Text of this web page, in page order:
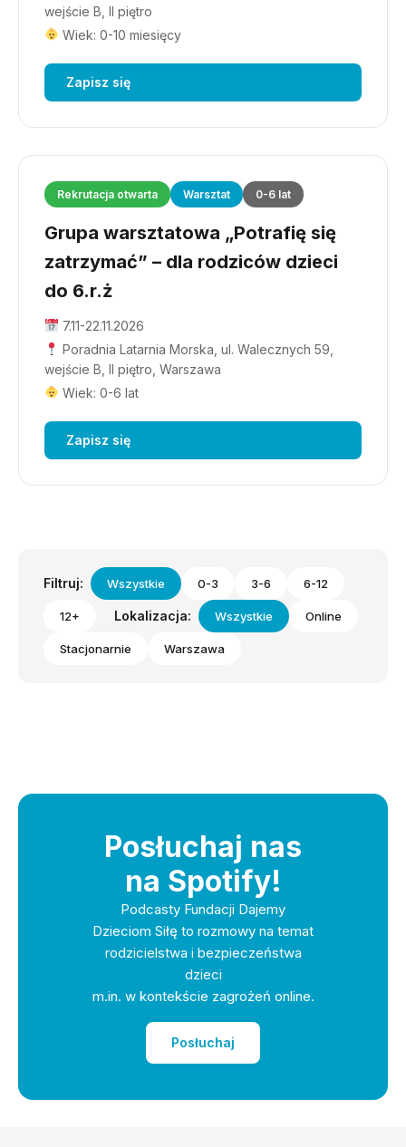
wejście B, II piętro
Wiek: 0-10 miesięcy
Zapisz się
Rekrutacja otwarta Warsztat 0-6 lat
Grupa warsztatowa „Potrafię się
zatrzymać” – dla rodziców dzieci
do 6.r.ż
7.11-22.11.2026
Poradnia Latarnia Morska, ul. Walecznych 59,
wejście B, II piętro, Warszawa
Wiek: 0-6 lat
Zapisz się
Filtruj: Wszystkie 0-3 3-6 6-12
12+ Lokalizacja: Wszystkie Online
Stacjonarnie Warszawa
Posłuchaj nas
na Spotify!
Podcasty Fundacji Dajemy
Dzieciom Siłę to rozmowy na temat
rodzicielstwa i bezpieczeństwa
dzieci
m.in. w kontekście zagrożeń online.
Posłuchaj